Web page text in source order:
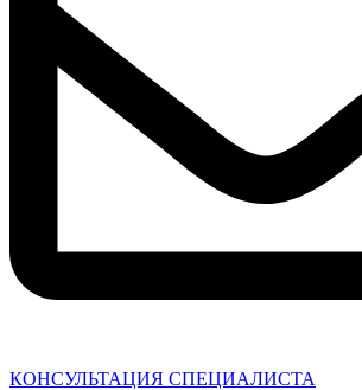
КОНСУЛЬТАЦИЯ СПЕЦИАЛИСТА